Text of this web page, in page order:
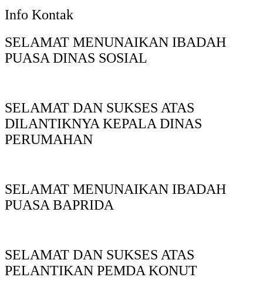
Info Kontak
SELAMAT MENUNAIKAN IBADAH
PUASA DINAS SOSIAL
SELAMAT DAN SUKSES ATAS
DILANTIKNYA KEPALA DINAS
PERUMAHAN
SELAMAT MENUNAIKAN IBADAH
PUASA BAPRIDA
SELAMAT DAN SUKSES ATAS
PELANTIKAN PEMDA KONUT